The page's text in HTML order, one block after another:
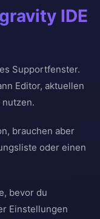
IDE
Supportfenster.
Editor, aktuellen
brauchen aber
oder einen
bevor du
Einstellungen